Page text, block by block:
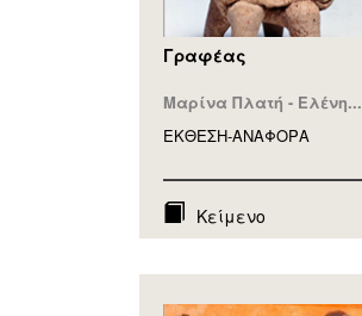
Γραφέας
Μαρίνα Πλατή - Ελένη...
ΕΚΘΕΣΗ-ΑΝΑΦΟΡA
Κείμενο